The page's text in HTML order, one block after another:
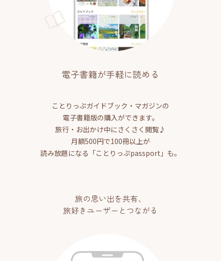
電子書籍が手軽に読める
ことりっぷガイドブック・マガジンの
電子書籍版の購入ができます。
旅行・お出かけ中にさくさく閲覧♪
月額500円で100冊以上が
読み放題になる「ことりっぷpassport」も。
旅の思い出を共有、
旅好きユーザーとつながる